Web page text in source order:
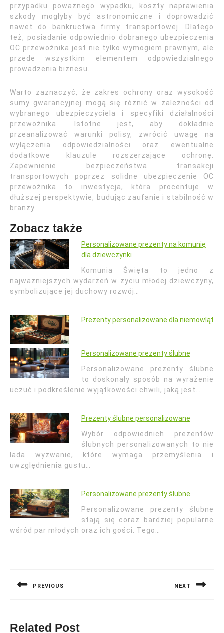
przypadku poważnego wypadku, koszty naprawienia
szkody mogłyby być astronomiczne i doprowadzić
nawet do bankructwa firmy transportowej. Dlatego
też, posiadanie odpowiednio dobranego ubezpieczenia
OC przewoźnika jest nie tylko wymogiem prawnym, ale
przede wszystkim elementem odpowiedzialnego
prowadzenia biznesu.
Warto zaznaczyć, że zakres ochrony oraz wysokość
sumy gwarancyjnej mogą się różnić w zależności od
wybranego ubezpieczyciela i specyfiki działalności
przewoźnika. Istotne jest, aby dokładnie
przeanalizować warunki polisy, zwrócić uwagę na
wyłączenia odpowiedzialności oraz ewentualne
dodatkowe klauzule rozszerzające ochronę.
Zapewnienie bezpieczeństwa transakcji
transportowych poprzez solidne ubezpieczenie OC
przewoźnika to inwestycja, która procentuje w
dłuższej perspektywie, budując zaufanie i stabilność w
branży.
Zobacz także
Personalizowane prezenty na komunię
dla dziewczynki
Komunia Święta to jedno z
najważniejszych wydarzeń w życiu młodej dziewczyny,
symbolizujące jej duchowy rozwój…
Prezenty personalizowane dla niemowląt
Personalizowane prezenty ślubne
Personalizowane prezenty ślubne
to doskonały sposób na wyrażenie
uczuć i podkreślenie wyjątkowości chwili, jaką jest…
Prezenty ślubne personalizowane
Wybór odpowiednich prezentów
ślubnych personalizowanych to nie
lada wyzwanie, które wymaga przemyślenia i
uwzględnienia gustu…
Personalizowane prezenty ślubne
Personalizowane prezenty ślubne
stają się coraz bardziej popularne
wśród par młodych oraz ich gości. Tego…
PREVIOUS NEXT
Related Post